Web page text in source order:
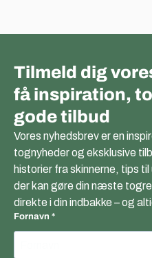
Tilmeld dig
få inspiration,
gode tilbud
Vores nyhedsbrev er en
tognyheder og eksklusive
historier fra skinnerne, tips
der kan gøre din næste
direkte i din indbakke – og
Fornavn